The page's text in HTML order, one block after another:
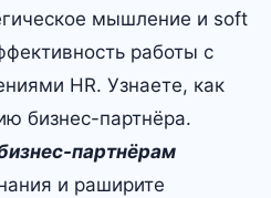
мышление и soft
работы с
HR. Узнаете, как
бизнес-партнёра.
партнёрам
и раширите